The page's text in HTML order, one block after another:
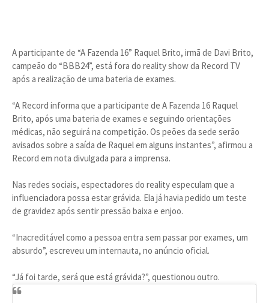
A participante de “A Fazenda 16” Raquel Brito, irmã de Davi Brito,
campeão do “BBB24”, está fora do reality show da Record TV
após a realização de uma bateria de exames.
“A Record informa que a participante de A Fazenda 16 Raquel
Brito, após uma bateria de exames e seguindo orientações
médicas, não seguirá na competição. Os peões da sede serão
avisados sobre a saída de Raquel em alguns instantes”, afirmou a
Record em nota divulgada para a imprensa.
Nas redes sociais, espectadores do reality especulam que a
influenciadora possa estar grávida. Ela já havia pedido um teste
de gravidez após sentir pressão baixa e enjoo.
“Inacreditável como a pessoa entra sem passar por exames, um
absurdo”, escreveu um internauta, no anúncio oficial.
“Já foi tarde, será que está grávida?”, questionou outro.